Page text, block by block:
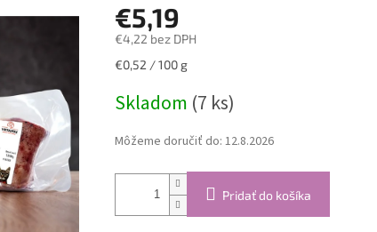
€5,19
€4,22 bez DPH
Jednotková
€0,52 / 100 g
Skladom (7 ks)
Môžeme doručiť do: 12.8.2026
Pridať do košíka